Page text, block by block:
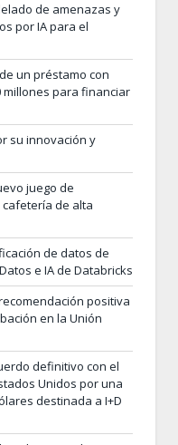
de amenazas y
por IA para el
un préstamo con
millones para financiar
su innovación y
juego de
de alta
de datos de
e IA de Databricks
positiva
en la Unión
definitivo con el
Unidos por una
destinada a I+D